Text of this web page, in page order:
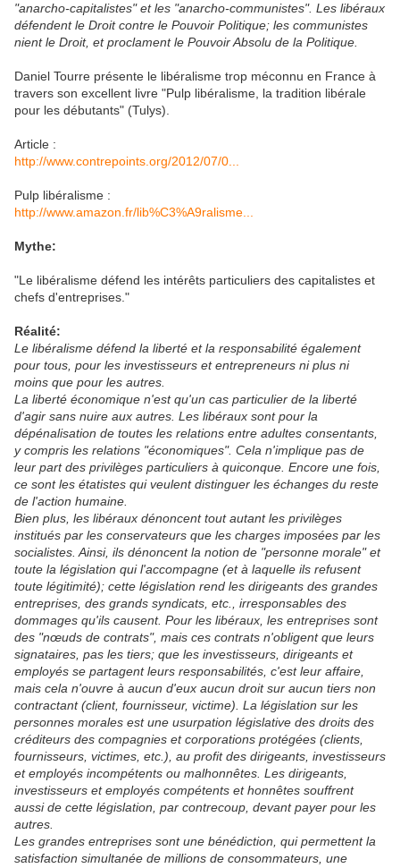
"anarcho-capitalistes" et les "anarcho-communistes". Les libéraux
défendent le Droit contre le Pouvoir Politique; les communistes
nient le Droit, et proclament le Pouvoir Absolu de la Politique.
Daniel Tourre présente le libéralisme trop méconnu en France à
travers son excellent livre "Pulp libéralisme, la tradition libérale
pour les débutants" (Tulys).
Article :
http://www.contrepoints.org/2012/07/0...
Pulp libéralisme :
http://www.amazon.fr/lib%C3%A9ralisme...
Mythe:
"Le libéralisme défend les intérêts particuliers des capitalistes et
chefs d'entreprises."
Réalité:
Le libéralisme défend la liberté et la responsabilité également
pour tous, pour les investisseurs et entrepreneurs ni plus ni
moins que pour les autres.
La liberté économique n'est qu'un cas particulier de la liberté
d'agir sans nuire aux autres. Les libéraux sont pour la
dépénalisation de toutes les relations entre adultes consentants,
y compris les relations "économiques". Cela n'implique pas de
leur part des privilèges particuliers à quiconque. Encore une fois,
ce sont les étatistes qui veulent distinguer les échanges du reste
de l'action humaine.
Bien plus, les libéraux dénoncent tout autant les privilèges
institués par les conservateurs que les charges imposées par les
socialistes. Ainsi, ils dénoncent la notion de "personne morale" et
toute la législation qui l'accompagne (et à laquelle ils refusent
toute légitimité); cette législation rend les dirigeants des grandes
entreprises, des grands syndicats, etc., irresponsables des
dommages qu'ils causent. Pour les libéraux, les entreprises sont
des "nœuds de contrats", mais ces contrats n'obligent que leurs
signataires, pas les tiers; que les investisseurs, dirigeants et
employés se partagent leurs responsabilités, c'est leur affaire,
mais cela n'ouvre à aucun d'eux aucun droit sur aucun tiers non
contractant (client, fournisseur, victime). La législation sur les
personnes morales est une usurpation législative des droits des
créditeurs des compagnies et corporations protégées (clients,
fournisseurs, victimes, etc.), au profit des dirigeants, investisseurs
et employés incompétents ou malhonnêtes. Les dirigeants,
investisseurs et employés compétents et honnêtes souffrent
aussi de cette législation, par contrecoup, devant payer pour les
autres.
Les grandes entreprises sont une bénédiction, qui permettent la
satisfaction simultanée de millions de consommateurs, une